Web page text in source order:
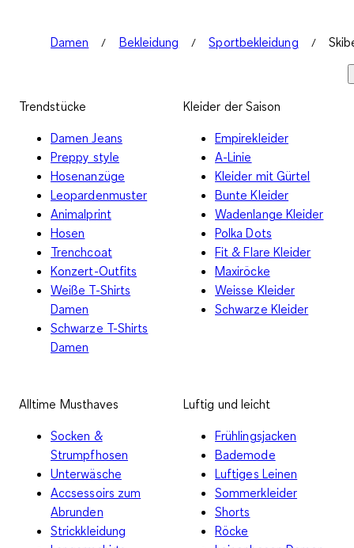
Damen Bekleidung Sportbekleidung
Trendstücke
Damen Jeans
Preppy style
Hosenanzüge
Leopardenmuster
Animalprint
Hosen
Trenchcoat
Konzert-Outfits
Weiße T-Shirts
Damen
Schwarze T-Shirts
Damen
Kleider der Saison
Empirekleider
A-Linie
Kleider mit Gürtel
Bunte Kleider
Wadenlange Kleider
Polka Dots
Fit & Flare Kleider
Maxiröcke
Weisse Kleider
Schwarze Kleider
Alltime Musthaves
Socken &
Strumpfhosen
Unterwäsche
Accsessoirs zum
Abrunden
Strickkleidung
Luftig und leicht
Frühlingsjacken
Bademode
Luftiges Leinen
Sommerkleider
Shorts
Röcke